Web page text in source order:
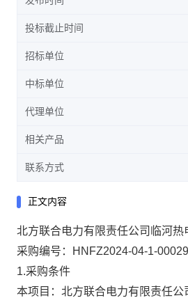
投标截止时间
招标单位
中标单位
代理单位
相关产品
联系方式
正文内容
北方联合电力有限责任公司临河
采购编号：HNFZ2024-04-1-00029
1.采购条件
本项目：北方联合电力有限责任